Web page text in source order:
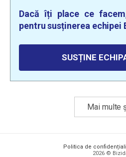
Dacă îți place ce
pentru susținerea echipei
SUSȚINE
Mai multe
Politica de
2026 ©